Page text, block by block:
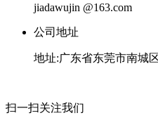
jiadawujin @163.com
公司地址
地址:广东省东莞市南城
扫一扫关注我们